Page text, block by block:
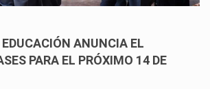
ANUNCIA EL
PARA EL PRÓXIMO 14 DE